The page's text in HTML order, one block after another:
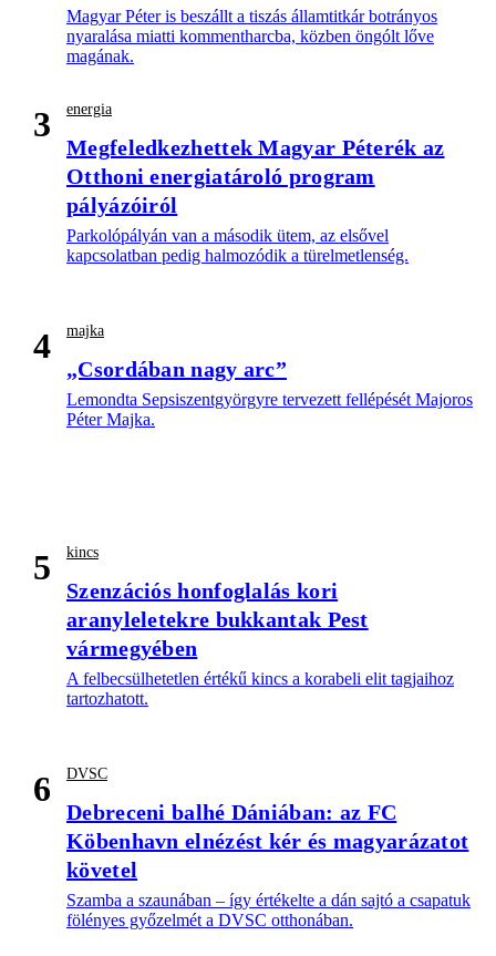
Magyar Péter is beszállt a tiszás államtitkár botrányos
nyaralása miatti kommentharcba, közben öngólt lőve
magának.
3 energia
Megfeledkezhettek Magyar Péterék az
Otthoni energiatároló program
pályázóiról
Parkolópályán van a második ütem, az elsővel
kapcsolatban pedig halmozódik a türelmetlenség.
4 majka
„Csordában nagy arc”
Lemondta Sepsiszentgyörgyre tervezett fellépését Majoros
Péter Majka.
5 kincs
Szenzációs honfoglalás kori
aranyleletekre bukkantak Pest
vármegyében
A felbecsülhetetlen értékű kincs a korabeli elit tagjaihoz
tartozhatott.
6 DVSC
Debreceni balhé Dániában: az FC
Köbenhavn elnézést kér és magyarázatot
követel
Szamba a szaunában – így értékelte a dán sajtó a csapatuk
fölényes győzelmét a DVSC otthonában.